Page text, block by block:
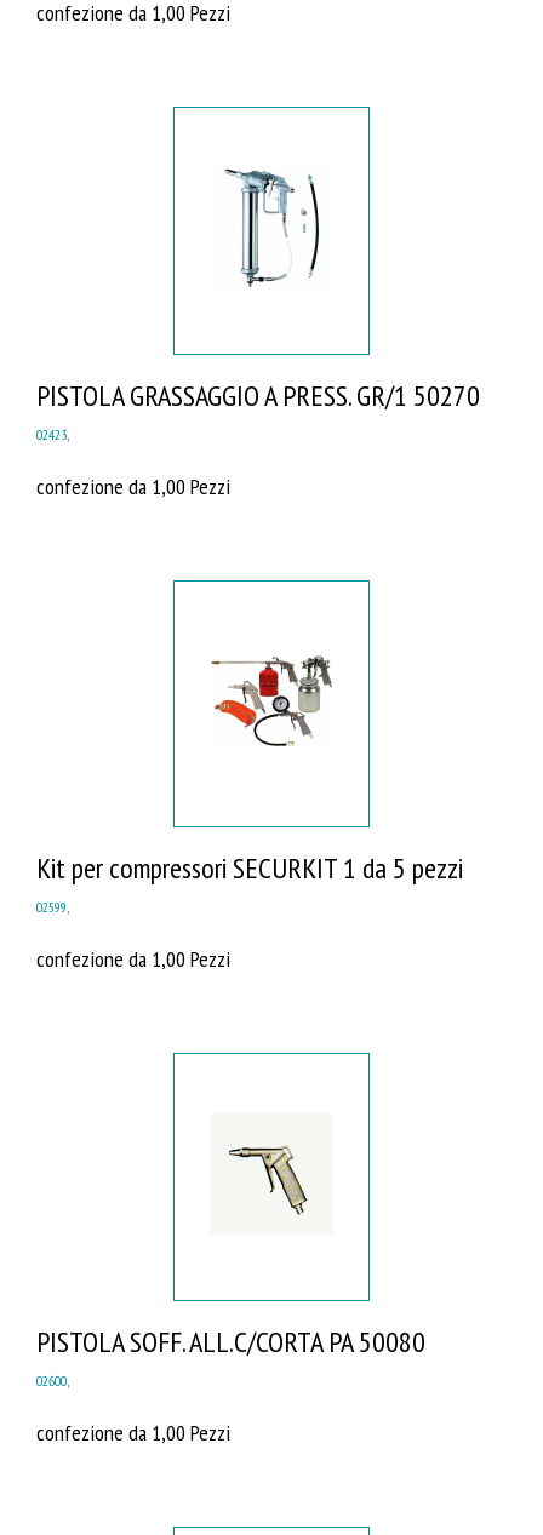
confezione da 1,00 Pezzi
PISTOLA GRASSAGGIO A PRESS. GR/1 50270
02423
confezione da 1,00 Pezzi
Kit per compressori SECURKIT 1 da 5 pezzi
02599,
confezione da 1,00 Pezzi
PISTOLA SOFF. ALL.C/CORTA PA 50080
02600
confezione da 1,00 Pezzi